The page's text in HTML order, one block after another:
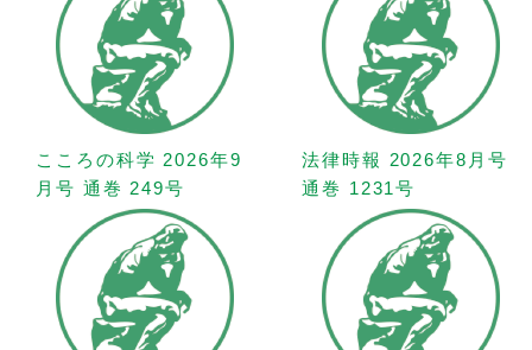
こころの科学 2026年9
月号 通巻 249号
法律時報 2026年8月号
通巻 1231号